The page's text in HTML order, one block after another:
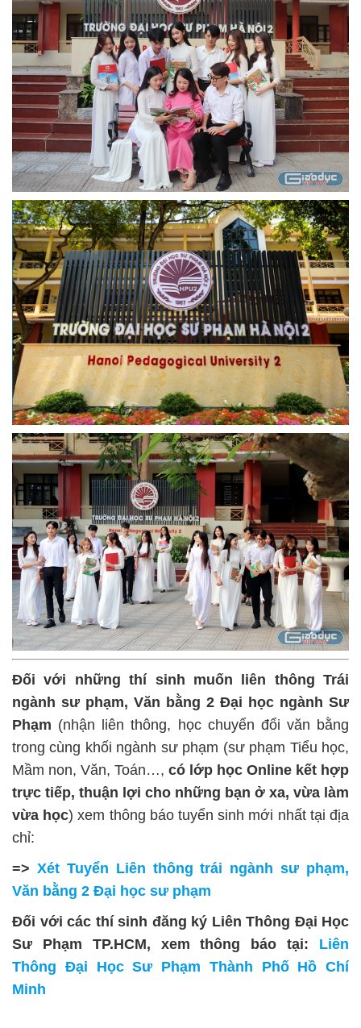
Đối với những thí sinh muốn liên thông Trái
ngành sư phạm, Văn bằng 2 Đại học ngành Sư
Phạm (nhận liên thông, học chuyển đổi văn bằng
trong cùng khối ngành sư phạm (sư phạm Tiểu học,
Mầm non, Văn, Toán…, có lớp học Online kết hợp
trực tiếp, thuận lợi cho những bạn ở xa, vừa làm
vừa học) xem thông báo tuyển sinh mới nhất tại địa
chỉ:
=> Xét Tuyển Liên thông trái ngành sư phạm,
Văn bằng 2 Đại học sư phạm
Đối với các thí sinh đăng ký Liên Thông Đại Học
Sư Phạm TP.HCM, xem thông báo tại:
Liên
Thông Đại Học Sư Phạm Thành Phố Hồ Chí
Minh